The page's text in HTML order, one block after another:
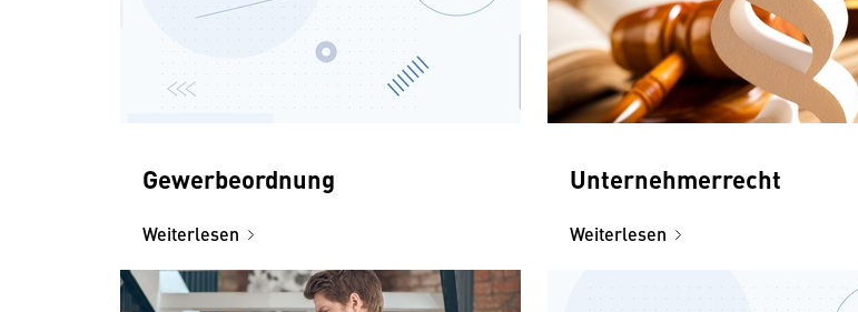
Gewerbeordnung
Weiterlesen
Unternehmerrecht
Weiterlesen